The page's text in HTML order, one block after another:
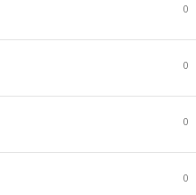
0
0
0
0